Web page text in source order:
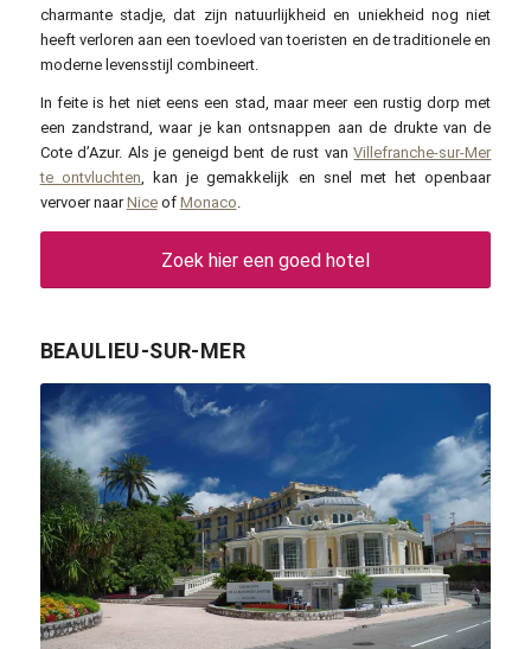
charmante stadje, dat zijn natuurlijkheid en uniekheid nog niet
heeft verloren aan een toevloed van toeristen en de traditionele en
moderne levensstijl combineert.
In feite is het niet eens een stad, maar meer een rustig dorp met
een zandstrand, waar je kan ontsnappen aan de drukte van de
Cote d’Azur. Als je geneigd bent de rust vanVillefranche-sur-Mer
te ontvluchten, kan je gemakkelijk en snel met het openbaar
vervoer naarNiceof Monaco.
Zoek hier een goed hotel
BEAULIEU-SUR-MER